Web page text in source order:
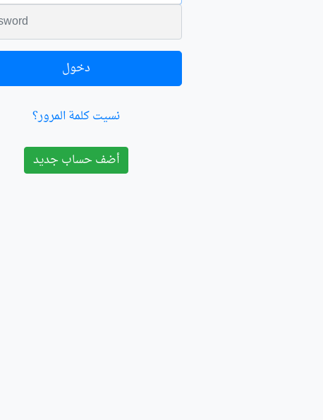
الكلمة السرية
دخول
نسيت كلمة المرور؟
أضف حساب جديد